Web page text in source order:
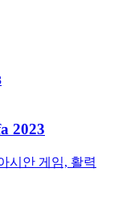
2023